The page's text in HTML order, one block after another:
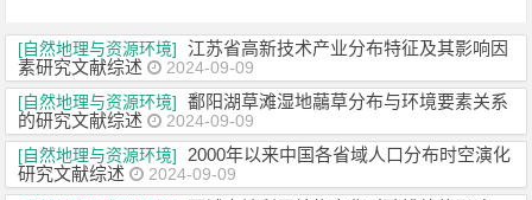
[自然地理与资源环境]
江苏省高新技术产业分布特征及其影响因
素研究文献综述
2024-09-09
[自然地理与资源环境]
鄱阳湖草滩湿地虉草分布与环境要素关系
的研究文献综述
2024-09-09
[自然地理与资源环境]
2000年以来中国各省域人口分布时空演化
研究文献综述
2024-09-09